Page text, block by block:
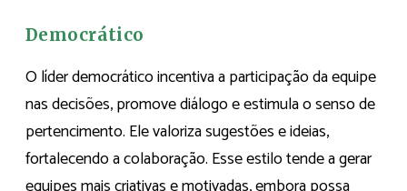
Democrático
O líder democrático incentiva a participação da equipe
nas decisões, promove diálogo e estimula o senso de
pertencimento. Ele valoriza sugestões e ideias,
fortalecendo a colaboração. Esse estilo tende a gerar